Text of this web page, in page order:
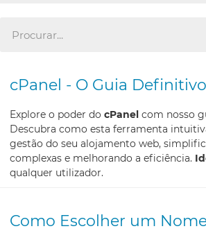
cPanel - O Guia Definitivo
Explore o poder do cPanel com nosso
Descubra como esta ferramenta
gestão do seu alojamento web,
complexas e melhorando a eficiência.
qualquer utilizador.
Como Escolher um